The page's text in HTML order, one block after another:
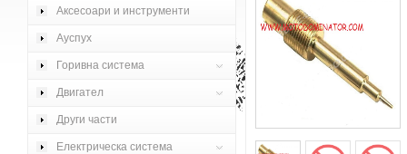
Аксесоари и инструменти
Ауспух
Горивна система
Двигател
Други части
Електрическа система